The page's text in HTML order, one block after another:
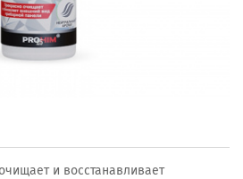
и восстанавливает